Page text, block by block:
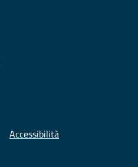
Accessibilità